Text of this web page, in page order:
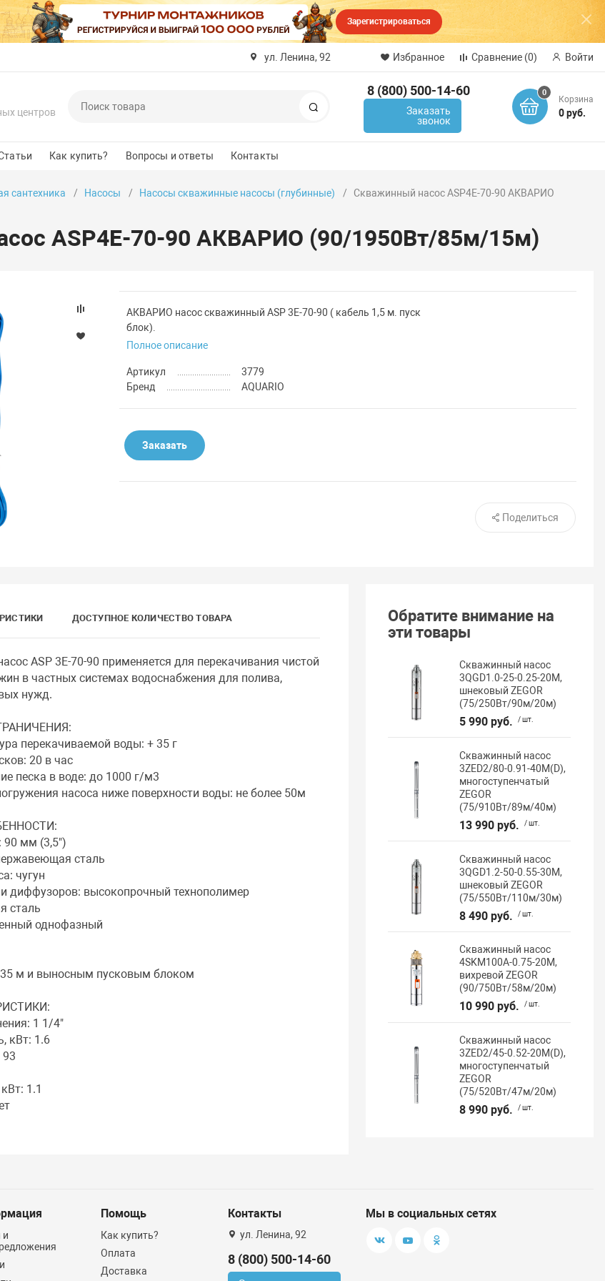
Зарегистрироваться
ул. Ленина, 92 Избранное Сравнение (0) Войти
центров
8 (800) 500-14-60
Заказать
звонок
0
Корзина
0 руб.
Как купить? Вопросы и ответы Контакты
сантехника Насосы Насосы скважинные насосы (глубинные)
Скважинный насос ASP4Е-70-90 АКВАРИО
ASP4Е-70-90 АКВАРИО (90/1950Вт/85м/15м)
АКВАРИО насос скважинный ASP 3Е-70-90 ( кабель 1,5 м. пуск
блок).
Полное описание
Артикул
3779
Бренд
AQUARIO
Заказать
Поделиться
ДОСТУПНОЕ КОЛИЧЕСТВО ТОВАРА
ASP 3E-70-90 применяется для перекачивания чистой
в частных системах водоснабжения для полива,
нужд.
перекачиваемой воды: + 35 г
20 в час
песка в воде: до 1000 г/м3
насоса ниже поверхности воды: не более 50м
90 мм (3,5")
сталь
чугун
диффузоров: высокопрочный технополимер
сталь
однофазный
м и выносным пусковым блоком
1 1/4"
кВт: 1.6
1.1
Обратите внимание на
эти товары
Скважинный насос
3QGD1.0-25-0.25-20M,
шнековый ZEGOR
(75/250Вт/90м/20м)
5 990 руб. / шт.
Скважинный насос
3ZED2/80-0.91-40M(D),
многоступенчатый
ZEGOR
(75/910Вт/89м/40м)
13 990 руб. / шт.
Скважинный насос
3QGD1.2-50-0.55-30M,
шнековый ZEGOR
(75/550Вт/110м/30м)
8 490 руб. / шт.
Скважинный насос
4SKM100A-0.75-20M,
вихревой ZEGOR
(90/750Вт/58м/20м)
10 990 руб. / шт.
Скважинный насос
3ZED2/45-0.52-20M(D),
многоступенчатый
ZEGOR
(75/520Вт/47м/20м)
8 990 руб. / шт.
и
Помощь
Как купить?
Оплата
Доставка
Контакты
ул. Ленина, 92
8 (800) 500-14-60
Мы в социальных сетях